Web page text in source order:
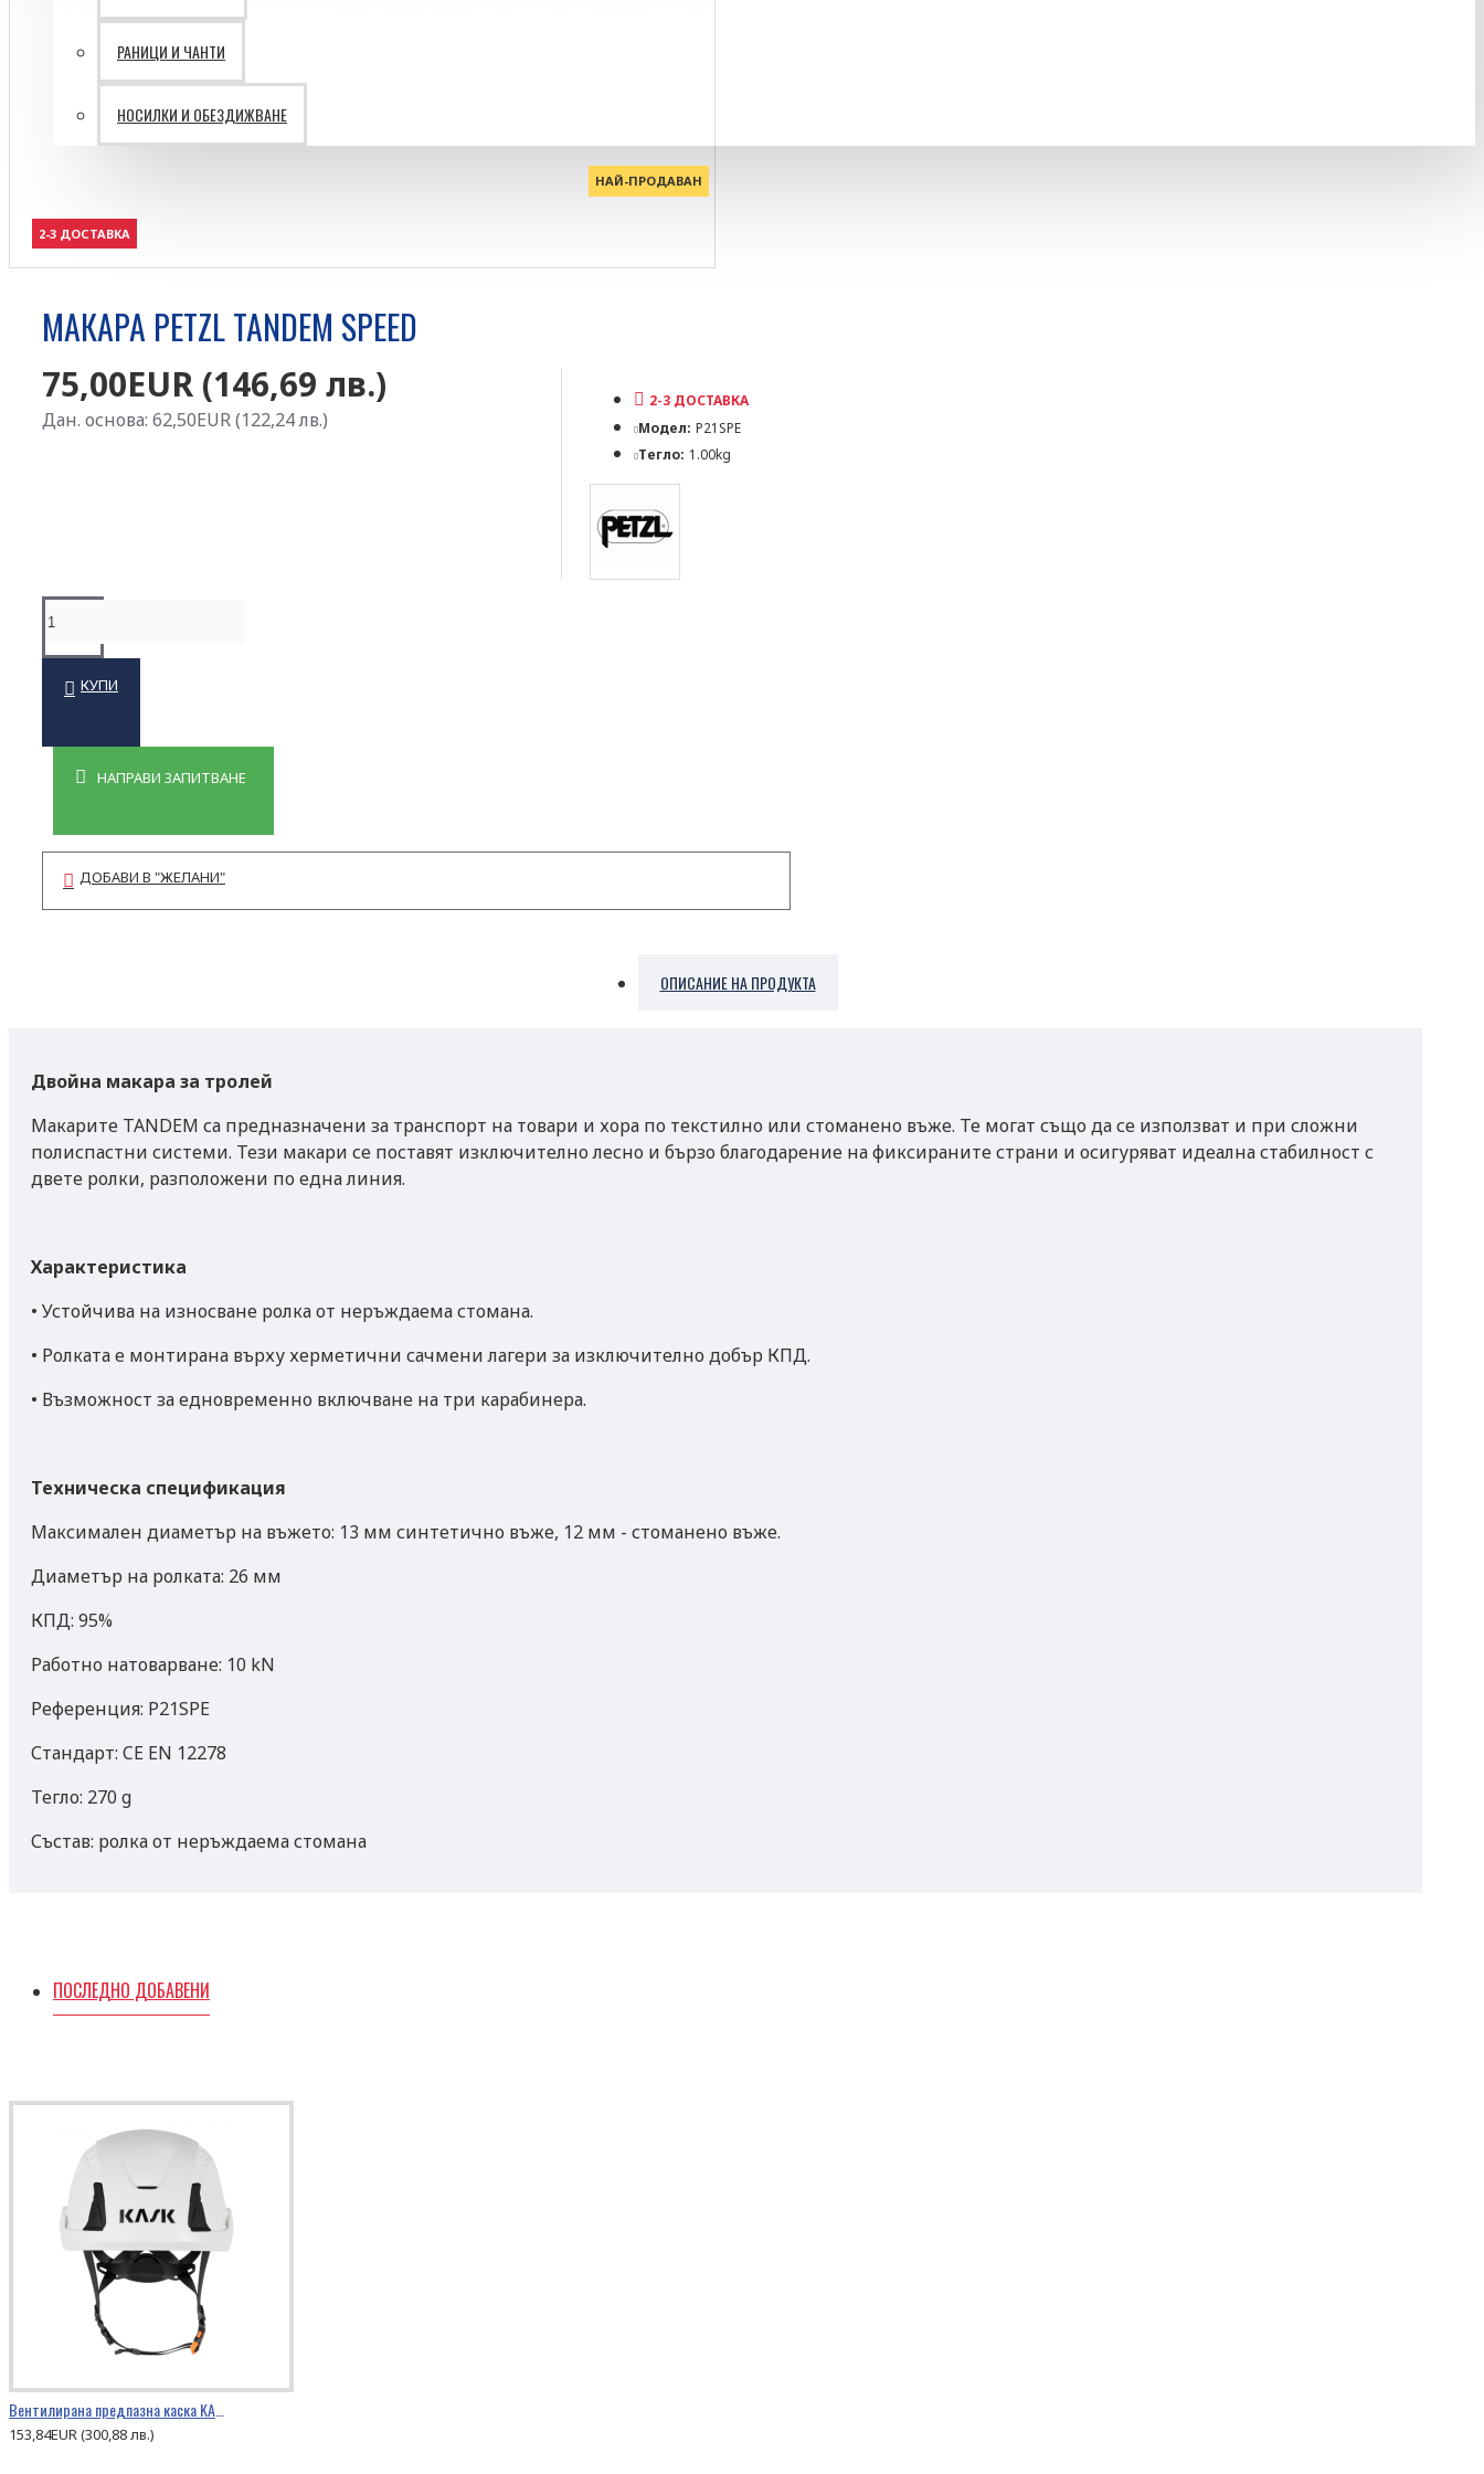
Батерии VARTA
Ветрогенератори
Работа на височина
РЕСУСЦИТАЦИЯ
Учебна екипировка
РАНИЦИ И ЧАНТИ
НОСИЛКИ И ОБЕЗДИЖВАНЕ
НАЙ-ПРОДАВАН
2-3 ДОСТАВКА
МАКАРА PETZL TANDEM SPEED
75,00EUR (146,69 лв.)
Дан. основа: 62,50EUR (122,24 лв.)
2-3 ДОСТАВКА
Модел: P21SPE
Тегло: 1.00kg
КУПИ
НАПРАВИ ЗАПИТВАНЕ
ДОБАВИ В "ЖЕЛАНИ"
ОПИСАНИЕ НА ПРОДУКТА
Двойна макара за тролей
Макарите TANDEM са предназначени за транспорт на товари и хора по текстилно или стоманено въже. Те могат също да се използват и при сложни
полиспастни системи. Тези макари се поставят изключително лесно и бързо благодарение на фиксираните страни и осигуряват идеална стабилност с
двете ролки, разположени по една линия.
Характеристика
• Устойчива на износване ролка от неръждаема стомана.
• Ролката е монтирана върху херметични сачмени лагери за изключително добър КПД.
• Възможност за едновременно включване на три карабинера.
Техническа спецификация
Максимален диаметър на въжето: 13 мм синтетично въже, 12 мм - стоманено въже.
Диаметър на ролката: 26 мм
КПД: 95%
Работно натоварване: 10 kN
Референция: P21SPE
Стандарт: CE EN 12278
Тегло: 270 g
Състав: ролка от неръждаема стомана
ПОСЛЕДНО ДОБАВЕНИ
153,84EUR (300,88 лв.)